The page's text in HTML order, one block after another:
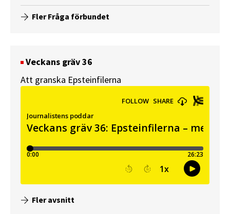
Fler Fråga förbundet
Veckans gräv 36
Att granska Epsteinfilerna
Fler avsnitt